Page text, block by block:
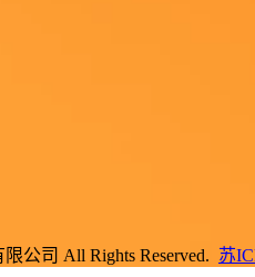
公司 All Rights Reserved. 苏